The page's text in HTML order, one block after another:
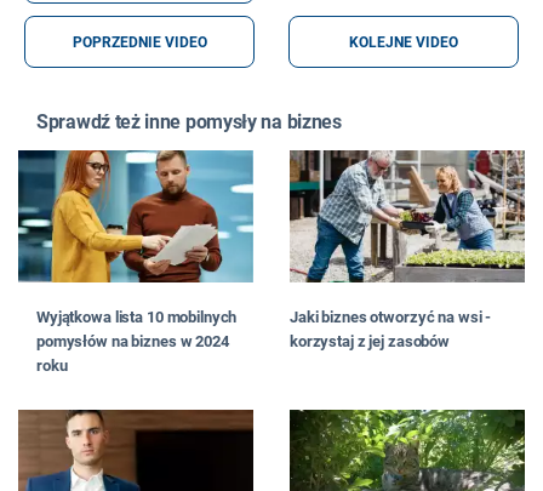
POPRZEDNIE VIDEO KOLEJNE VIDEO
Sprawdź też inne pomysły na biznes
Wyjątkowa lista 10 mobilnych
pomysłów na biznes w 2024
roku
Jaki biznes otworzyć na wsi -
korzystaj z jej zasobów